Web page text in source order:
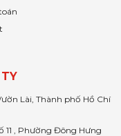
Lài, Thành phố Hồ Chí
11 , Phường Đông Hưng